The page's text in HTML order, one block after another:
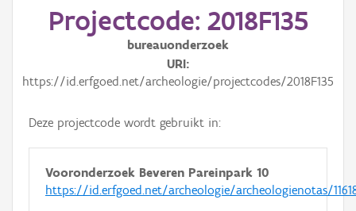
Projectcode: 2018F135
bureauonderzoek
URI
https://id.erfgoed.net/archeologie/projectcodes/2018F135
Deze projectcode wordt gebruikt in:
Vooronderzoek Beveren Pareinpark 10
https://id.erfgoed.net/archeologie/archeologienotas/